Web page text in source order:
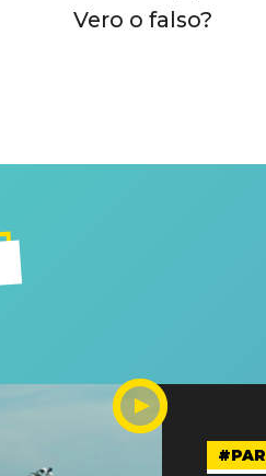
Vero o falso?